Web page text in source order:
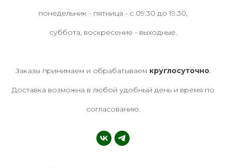
понедельник - пятница - с 09.30 до 19.30,
суббота, воскресение - выходные.
Заказы принимаем и обрабатываем круглосуточно.
Доставка возможна в любой удобный день и время по
согласованию.